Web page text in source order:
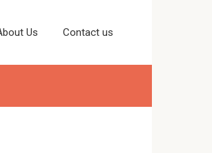
Us Contact us